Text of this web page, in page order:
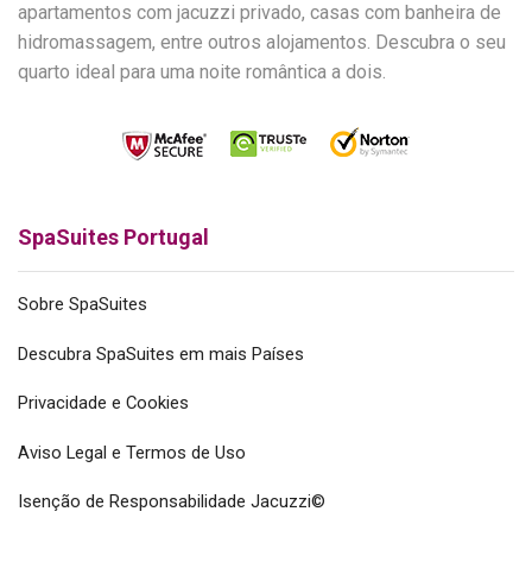
apartamentos com jacuzzi privado, casas com banheira de
hidromassagem, entre outros alojamentos. Descubra o seu
quarto ideal para uma noite romântica a dois.
SpaSuites Portugal
Sobre SpaSuites
Descubra SpaSuites em mais Países
Privacidade e Cookies
Aviso Legal e Termos de Uso
Isenção de Responsabilidade Jacuzzi©